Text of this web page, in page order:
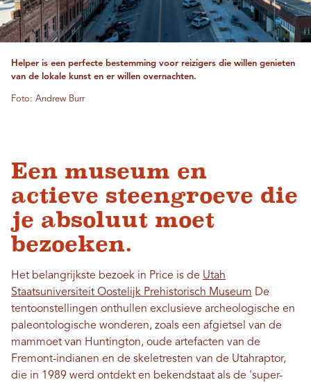
Helper is een perfecte bestemming voor reizigers die willen genieten
van de lokale kunst en er willen overnachten.
Foto: Andrew Burr
Een museum en
actieve steengroeve die
je absoluut moet
bezoeken.
Het belangrijkste bezoek in Price is de Utah
Staatsuniversiteit Oostelijk Prehistorisch Museum De
tentoonstellingen onthullen exclusieve archeologische en
paleontologische wonderen, zoals een afgietsel van de
mammoet van Huntington, oude artefacten van de
Fremont-indianen en de skeletresten van de Utahraptor,
die in 1989 werd ontdekt en bekendstaat als de 'super-